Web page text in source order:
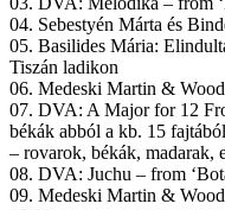
04. Sebestyén Márta és
05. Basilides Mária:
Tiszán ladikon
06. Medeski Martin &
07. DVA: A Major for 12
békák abból a kb. 15
– rovarok, békák, madarak,
08. DVA: Juchu – from
09. Medeski Martin &